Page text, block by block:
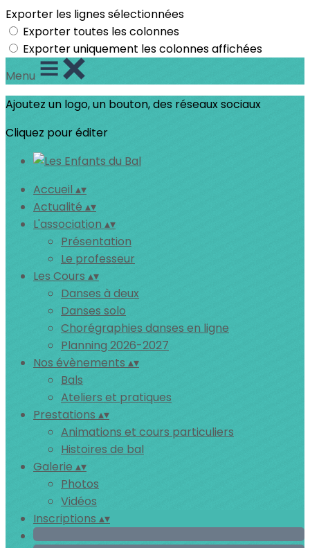
Exporter les lignes sélectionnées
Exporter toutes les colonnes
Exporter uniquement les colonnes affichées
Menu
Ajoutez un logo, un bouton, des réseaux sociaux
Cliquez pour éditer
Accueil ▴▾
Actualité ▴▾
L'association ▴▾
Présentation
Le professeur
Les Cours ▴▾
Danses à deux
Danses solo
Chorégraphies danses en ligne
Planning 2026-2027
Nos évènements ▴▾
Bals
Ateliers et pratiques
Prestations ▴▾
Animations et cours particuliers
Histoires de bal
Galerie ▴▾
Photos
Vidéos
Inscriptions ▴▾